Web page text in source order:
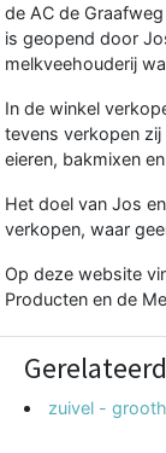
de AC de
is geopend door
melkveehouderij
In de winkel
tevens verkopen
eieren, bakmixen
Het doel van Jos
verkopen, waar
Op deze website
Producten en de
zuivel -